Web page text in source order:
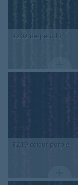
3202 desperado
3219 colour purple